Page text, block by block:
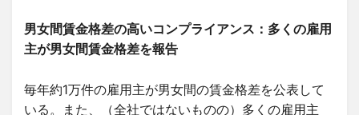
男女間賃金格差の高いコンプライアンス：多くの雇用
主が男女間賃金格差を報告
毎年約1万件の雇用主が男女間の賃金格差を公表して
いる。また、（全社ではないものの）多くの雇用主